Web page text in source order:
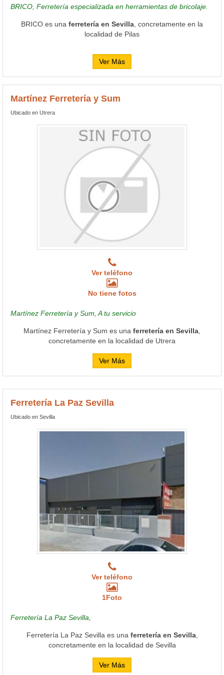
BRICO, Ferretería especializada en herramientas de bricolaje.
BRICO es una ferretería en Sevilla , concretamente en la
localidad de Pilas
Ver Más
Martínez Ferretería y Sum
Ubicado en Utrera
Ver teléfono
No tiene fotos
Martínez Ferretería y Sum, A tu servicio
Martínez Ferretería y Sum es una ferretería en Sevilla
concretamente en la localidad de Utrera
Ver Más
Ferretería La Paz Sevilla
Ubicado en Sevilla
Ver teléfono
1Foto
Ferretería La Paz Sevilla,
Ferretería La Paz Sevilla es una ferretería en Sevilla,
concretamente en la localidad de Sevilla
Ver Más